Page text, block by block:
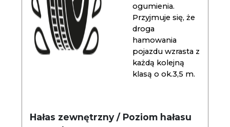
ogumienia.
Przyjmuje się, że
droga
hamowania
pojazdu wzrasta z
każdą kolejną
klasą o ok.3,5 m.
Hałas zewnętrzny / Poziom hałasu